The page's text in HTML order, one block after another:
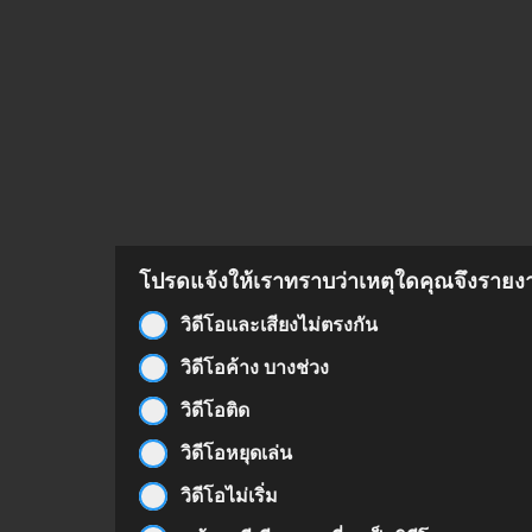
โปรดแจ้งให้เราทราบว่าเหตุใดคุณจึงราย
วิดีโอและเสียงไม่ตรงกัน
วิดีโอค้าง บางช่วง
วิดีโอติด
วิดีโอหยุดเล่น
วิดีโอไม่เริ่ม